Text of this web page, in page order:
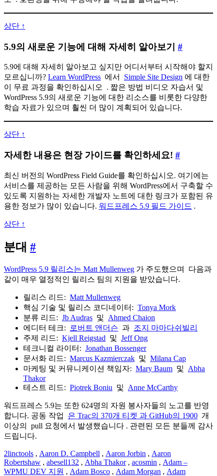
갤
블
록
상단 ↑
5.9의 새로운 기능에 대해 자세히 알아보기 #5.9
새
로
운
능
자
세
히
알
5.9에 대해 자세히 알아보고 싶지만 어디서부터 시작해야 할지
모르십니까? Learn WordPress 에서 Simple Site Design 에 대한
이 무료 과정을 확인하십시오 . 짧은 방법 비디오 자습서 및
WordPress 5.9의 새로운 기능에 대한 리소스를 비롯한 다양한
학습 자료가 있으며 훨씬 더 많이 계획되어 있습니다.
상단 ↑
자세한 내용은 현장 가이드를 확인하세요! #자
한
내
용
이
하
요!
최신 버전의 WordPress Field Guide를 확인하십시오. 여기에는
서비스를 제공하는 모든 사람을 위해 WordPress에서 구축할 수
있도록 지원하는 자세한 개발자 노트에 대한 링크가 포함된 유
용한 정보가 많이 있습니다. 워드프레스 5.9 필드 가이드 .
상단 ↑
분대 #분
WordPress 5.9 릴리스는 Matt Mullenweg 가 주도했으며 다음과
같이 매우 열정적인 릴리스 팀의 지원을 받았습니다.
릴리스 리드: Matt Mullenweg
핵심 기술 및 릴리스 코디네이터: Tonya Mork
분류 리드: Jb Audras 및 Ahmed Chaion
에디터 테크:
로버트 앤더슨 과 조지 마마다쉬빌리
주제 리드: Kjell Reigstad 및 Jeff Ong
테크니컬 라이터: Jonathan Bossenger
문서화 리드: Marcus Kazmierczak 및 Milana Cap
마케팅 및 커뮤니케이션 책임자: Mary Baum 및 Abha
Thakor
테스트 리드: Piotrek Boniu 및 Anne McCarthy
워드프레스 5.9는 또한 624명의 자원 봉사자들의 노고를 반영
합니다. 공동 작업 은 Trac의 370개 티켓 과 GitHub의 1900 개
이상의 pull 요청에서 발생했습니다 . 관련된 모든 분들께 감사
드립니다.
2linctools , Aaron D. Campbell , Aaron Jorbin , Aaron
Robertshaw , abesell132 , Abha Thakor, acosmin , Adam –
WPMU DEV 지원 , Adam Bosco , Adam Morgan , Adam